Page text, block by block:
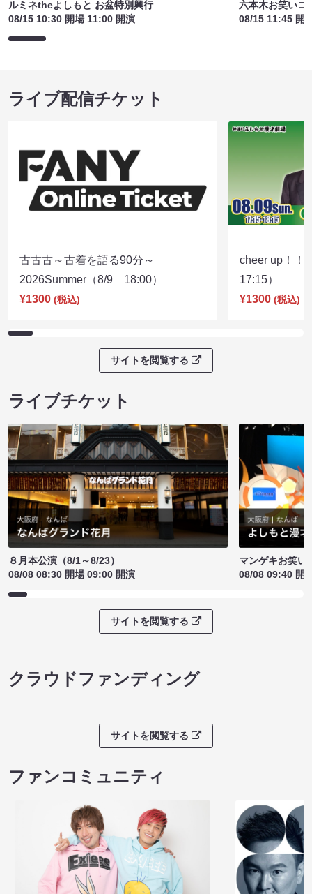
ルミネtheよしもと お盆特別興行
08/15 10:30 開場 11:00 開演
六本木お笑いコ
08/15 11:45 開
ライブ配信チケット
古古古～古着を語る90分～
2026Summer（8/9 18:00）
¥1300 (税込)
cheer up！
17:15）
¥1300 (税込)
サイトを閲覧する
ライブチケット
８月本公演（8/1～8/23）
08/08 08:30 開場 09:00 開演
マンゲキお笑い
08/08 09:40 開
サイトを閲覧する
クラウドファンディング
サイトを閲覧する
ファンコミュニティ